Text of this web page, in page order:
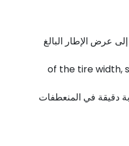
عرض الإطار البالغ
دقيقة في المنعطفات